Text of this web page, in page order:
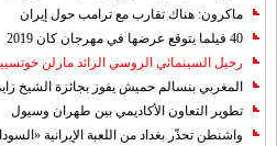
ماكرون: هناك تقارب مع ترامب حول إيران
40 فيلما يتوقع عرضها في مهرجان كان 2019
رحيل السينمائي الروسي الرائد مارلن
المغربي بنسالم حميش يفوز بجائزة الشيخ
تطوير التعاون الأكاديمي بين طهران وسيول
واشنطن تحذّر بغداد من اللعبة الإيرانية